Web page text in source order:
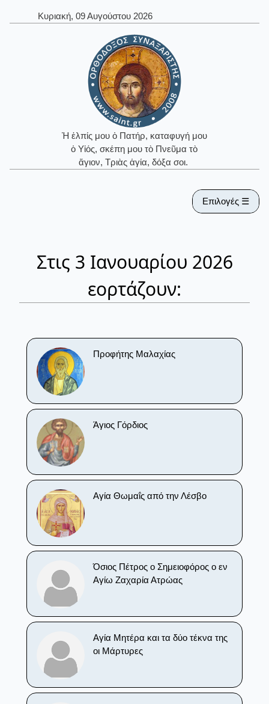
Κυριακή, 09 Αυγούστου 2026
Ἡ ἐλπίς μου ὁ Πατήρ, καταφυγή μου
ὁ Υἱός, σκέπη μου τὸ Πνεῦμα τὸ
ἅγιον, Τριὰς ἁγία, δόξα σοι.
Επιλογές ☰
Στις 3 Ιανουαρίου 2026
εορτάζουν:
Προφήτης Μαλαχίας
Άγιος Γόρδιος
Αγία Θωμαΐς από την Λέσβο
Όσιος Πέτρος ο Σημειοφόρος ο εν
Αγίω Ζαχαρία Ατρώας
Αγία Μητέρα και τα δύο τέκνα της
οι Μάρτυρες